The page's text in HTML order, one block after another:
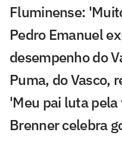
Fluminense:
Pedro Emanuel
desempenho do
Puma, do Vasco,
'Meu pai luta pela
Brenner celebra